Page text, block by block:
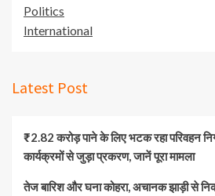
Politics
International
Latest Post
₹2.82 करोड़ पाने के लिए भटक रहा परिवहन
कार्यक्रमों से जुड़ा प्रकरण, जानें पूरा मामला
तेज बारिश और घना कोहरा, अचानक झाड़ी से